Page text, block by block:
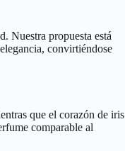
Nuestra propuesta está
convirtiéndose
que el corazón de iris
comparable al